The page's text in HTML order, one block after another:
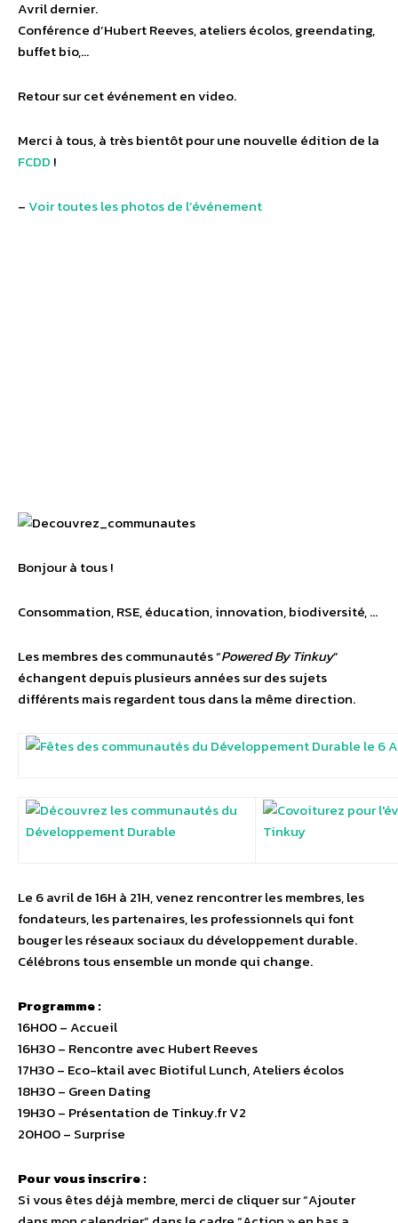
Avril dernier.
Conférence d’Hubert Reeves, ateliers écolos, greendating,
buffet bio,…
Retour sur cet événement en video.
Merci à tous, à très bientôt pour une nouvelle édition de la
FCDD !
–Voir toutes les photos de l’événement
Bonjour à tous !
Consommation, RSE, éducation, innovation, biodiversité, …
Les membres des communautés “Powered By Tinkuy”
échangent depuis plusieurs années sur des sujets
différents mais regardent tous dans la même direction.
Le 6 avril de 16H à 21H, venez rencontrer les membres, les
fondateurs, les partenaires, les professionnels qui font
bouger les réseaux sociaux du développement durable.
Célébrons tous ensemble un monde qui change.
Programme :
16H00 – Accueil
16H30 – Rencontre avec Hubert Reeves
17H30 – Eco-ktail avec Biotiful Lunch, Ateliers écolos
18H30 – Green Dating
19H30 – Présentation de Tinkuy.fr V2
20H00 – Surprise
Pour vous inscrire :
Si vous êtes déjà membre, merci de cliquer sur “Ajouter